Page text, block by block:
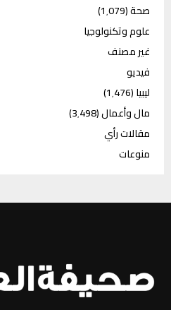
صحة(1٬079)
علوم وتكنولوجيا
غير مصنف
فيديو
ليبيا(1٬476)
مال وأعمال(3٬498)
مقالات رأي
منوعات